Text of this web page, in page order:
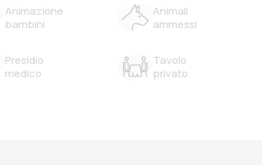
Animazione
bambini
Animali
ammessi
Presidio
medico
Tavolo
privato